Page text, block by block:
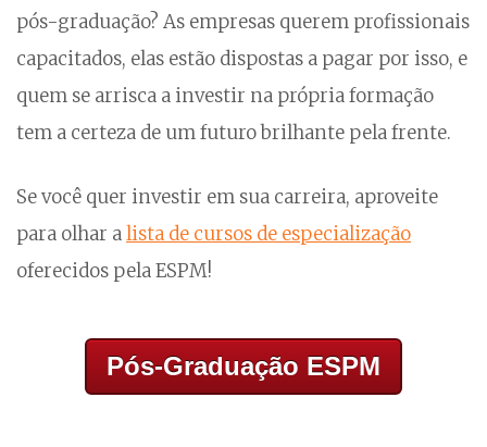
pós-graduação? As empresas querem profissionais
capacitados, elas estão dispostas a pagar por isso, e
quem se arrisca a investir na própria formação
tem a certeza de um futuro brilhante pela frente.
Se você quer investir em sua carreira, aproveite
para olhar alista de cursos de especialização
oferecidos pela ESPM!
Pós-Graduação ESPM